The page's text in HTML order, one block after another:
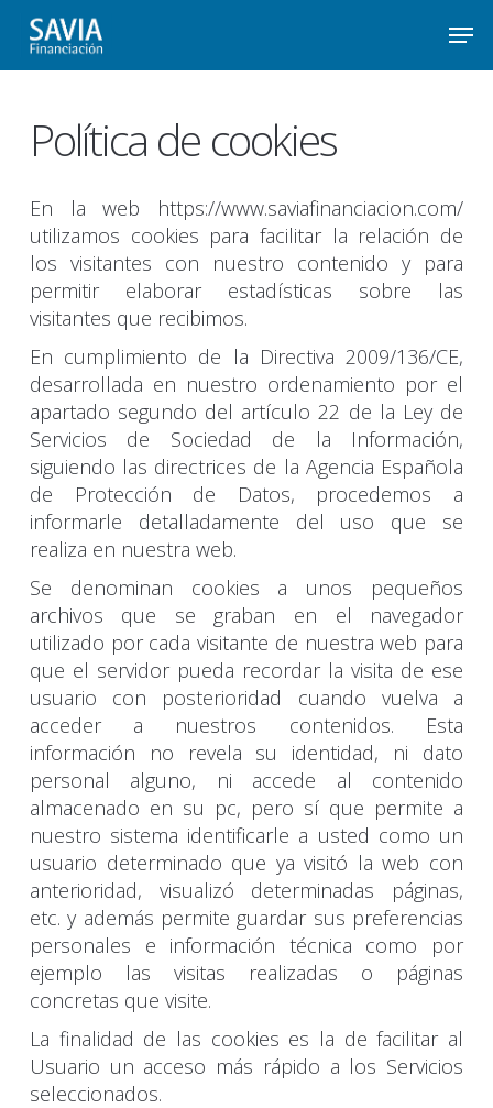
Skip
contentPolítica de cookies
En la web https://www.saviafinanciacion.com/
utilizamos cookies para facilitar la relación de
los visitantes con nuestro contenido y para
permitir elaborar estadísticas sobre las
visitantes que recibimos.
En cumplimiento de la Directiva 2009/136/CE,
desarrollada en nuestro ordenamiento por el
apartado segundo del artículo 22 de la Ley de
Servicios de Sociedad de la Información,
siguiendo las directrices de la Agencia Española
de Protección de Datos, procedemos a
informarle detalladamente del uso que se
realiza en nuestra web.
Se denominan cookies a unos pequeños
archivos que se graban en el navegador
utilizado por cada visitante de nuestra web para
que el servidor pueda recordar la visita de ese
usuario con posterioridad cuando vuelva a
acceder a nuestros contenidos. Esta
información no revela su identidad, ni dato
personal alguno, ni accede al contenido
almacenado en su pc, pero sí que permite a
nuestro sistema identificarle a usted como un
usuario determinado que ya visitó la web con
anterioridad, visualizó determinadas páginas,
etc. y además permite guardar sus preferencias
personales e información técnica como por
ejemplo las visitas realizadas o páginas
concretas que visite.
La finalidad de las cookies es la de facilitar al
Usuario un acceso más rápido a los Servicios
seleccionados.